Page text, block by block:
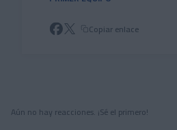
Copiar enlace
Aún no hay reacciones. ¡Sé el primero!